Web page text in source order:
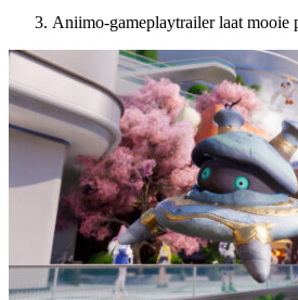
Aniimo-gameplaytrailer laat mooie